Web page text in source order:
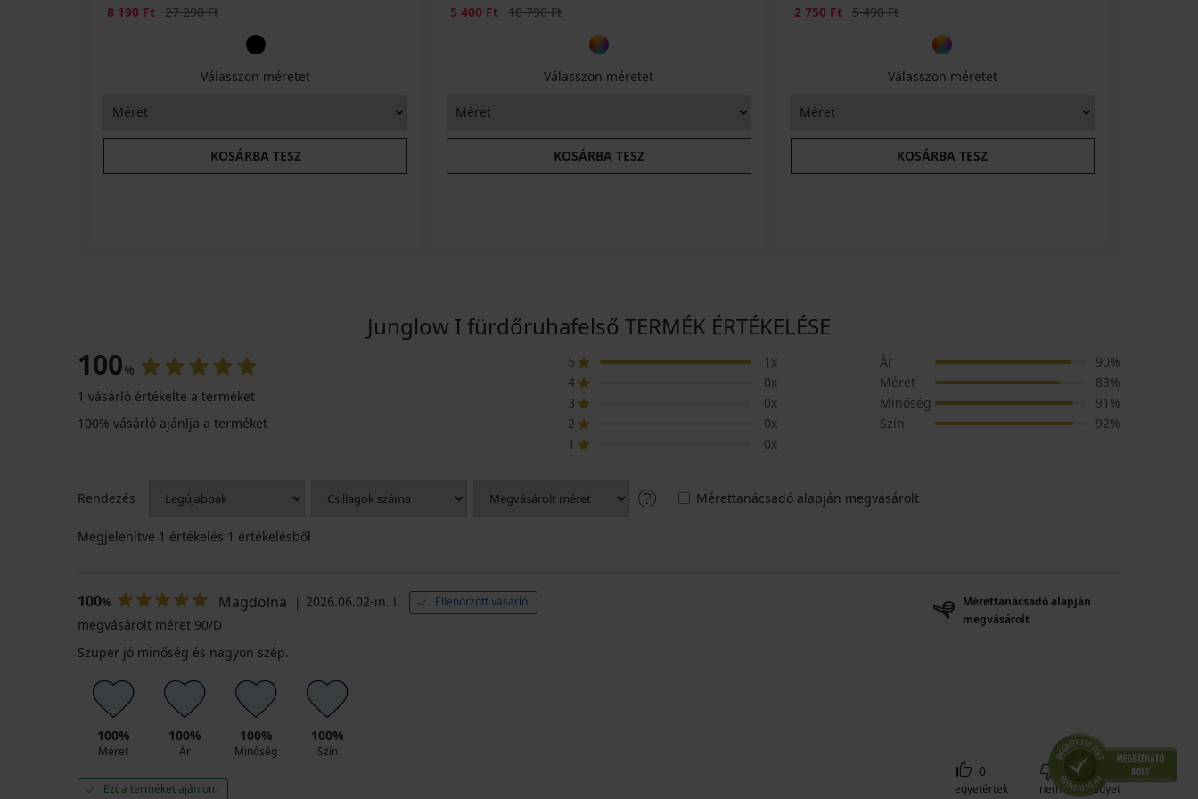
Kedvezmény
8 190 Ft Eredeti ár
27 290 Ft
Válasszon méretet
KOSÁRBA TESZ
Kedvezmény
5 400 Ft Eredeti ár
10 790 Ft
Válasszon méretet
KOSÁRBA TESZ
Kedvezmény
2 750 Ft Eredeti ár
5 490 Ft
Válasszon méretet
KOSÁRBA TESZ
Junglow I fürdőruhafelső TERMÉK ÉRTÉKELÉSE
100%
1 vásárló értékelte a terméket
100% vásárló ajánlja a terméket
5
1x
4
0x
3
0x
2
0x
1
0x
Ár
90%
Méret
83%
Minőség
91%
Szín
92%
Rendezés Mérettanácsadó alapján megvásárolt
Megjelenítve 1 értékelés 1 értékelésből
100% Magdolna 2026.06.02-in. l. Ellenőrzött vásárló
Mérettanácsadó alapján
megvásárolt
megvásárolt méret 90/D
Szuper jó minőség és nagyon szép.
100%
Méret
100%
Ár
100%
Minőség
100%
Szín
Ezt a terméket ajánlom
0
egyetértek
0
nem értek egyet